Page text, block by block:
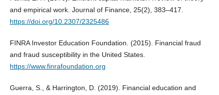
and empirical work. Journal of Finance, 25(2), 383–417.
https://doi.org/10.2307/2325486
FINRA Investor Education Foundation. (2015). Financial fraud
and fraud susceptibility in the United States.
https://www.finrafoundation.org
Guerra, S., & Harrington, D. (2019). Financial education and